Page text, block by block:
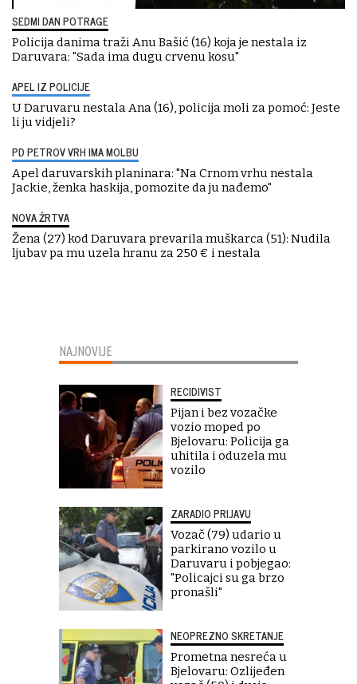
SEDMI DAN POTRAGE
Policija danima traži Anu Bašić (16) koja je nestala iz
Daruvara: "Sada ima dugu crvenu kosu"
APEL IZ POLICIJE
U Daruvaru nestala Ana (16), policija moli za pomoć: Jeste
li ju vidjeli?
PD PETROV VRH IMA MOLBU
Apel daruvarskih planinara: "Na Crnom vrhu nestala
Jackie, ženka haskija, pomozite da ju nađemo"
NOVA ŽRTVA
Žena (27) kod Daruvara prevarila muškarca (51): Nudila
ljubav pa mu uzela hranu za 250 € i nestala
NAJNOVIJE
RECIDIVIST
Pijan i bez vozačke
vozio moped po
Bjelovaru: Policija ga
uhitila i oduzela mu
vozilo
ZARADIO PRIJAVU
Vozač (79) udario u
parkirano vozilo u
Daruvaru i pobjegao:
"Policajci su ga brzo
pronašli"
NEOPREZNO SKRETANJE
Prometna nesreća u
Bjelovaru: Ozlijeđen